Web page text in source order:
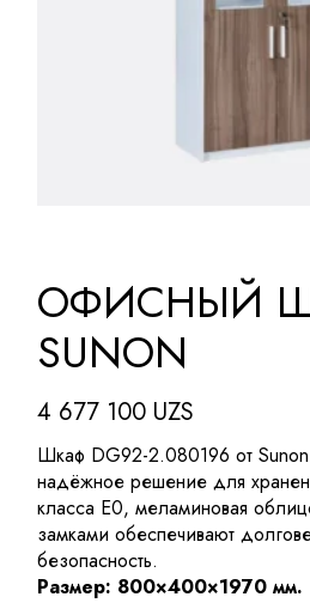
ОФИСНЫЙ
SUNON
4 677 100 UZS
Шкаф DG92-2.080196 от
надёжное решение для
класса E0, меламиновая
замками обеспечивают
безопасность.
Размер: 800×400×1970 мм.